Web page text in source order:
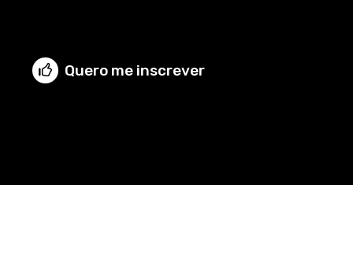
Quero me inscrever